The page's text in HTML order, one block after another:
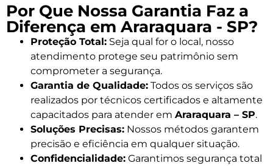
Por Que Nossa Garantia Faz a
Diferença em Araraquara - SP?
Proteção Total: Seja qual for o local, nosso
atendimento protege seu patrimônio sem
comprometer a segurança.
Garantia de Qualidade: Todos os serviços são
realizados por técnicos certificados e altamente
capacitados para atender em Araraquara – SP.
Soluções Precisas: Nossos métodos garantem
precisão e eficiência em qualquer situação.
Confidencialidade: Garantimos segurança total